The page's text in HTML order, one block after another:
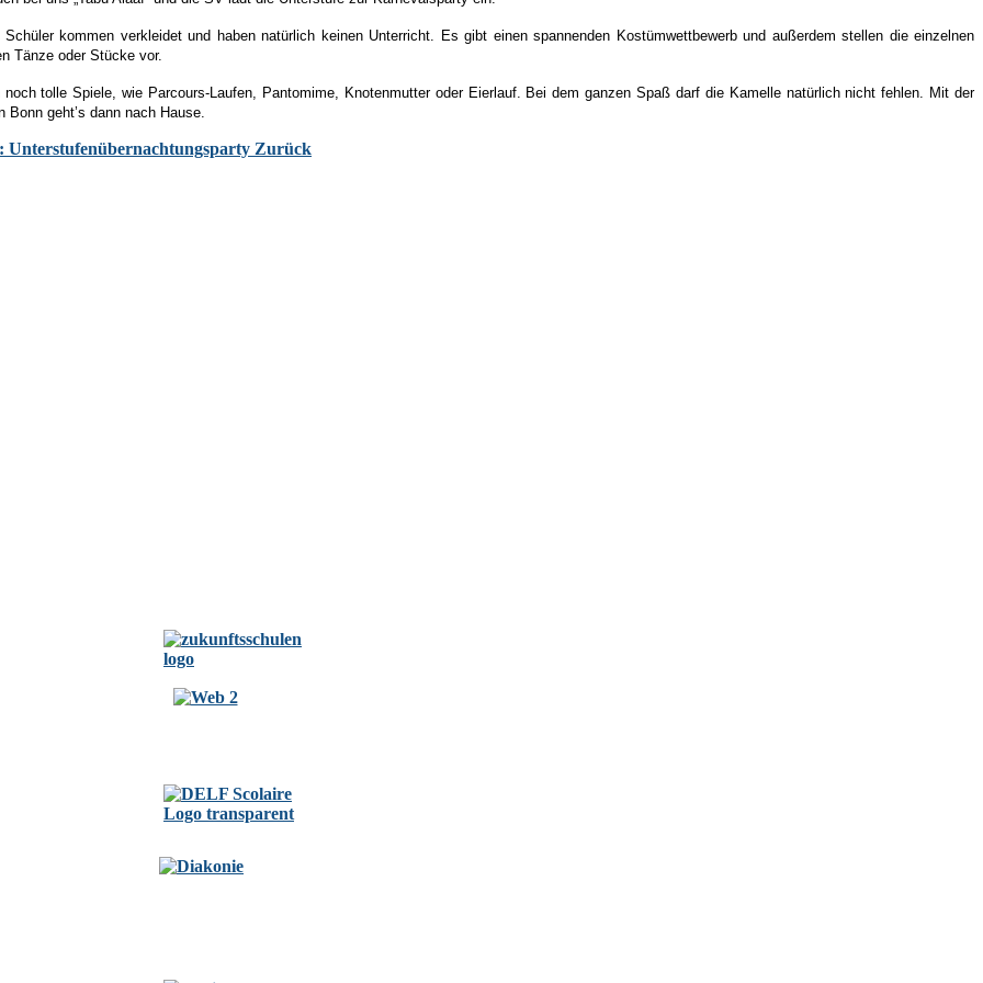
kommen verkleidet und haben natürlich keinen Unterricht. Es gibt einen spannenden Kostümwettbewerb und außerdem stellen die einzelnen
Tänze oder Stücke vor.
noch tolle Spiele, wie Parcours-Laufen, Pantomime, Knotenmutter oder Eierlauf. Bei dem ganzen Spaß darf die Kamelle natürlich nicht fehlen. Mit der
geht’s dann nach Hause.
Unterstufenübernachtungsparty Zurück